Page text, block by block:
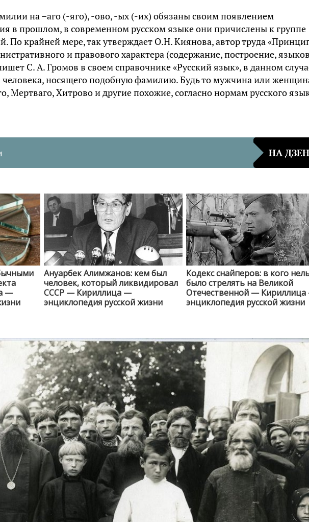
на –аго (-яго), -ово, -ых (-их) обязаны своим появлением
в прошлом, в современном русском языке они причислены к группе
По крайней мере, так утверждает О.Н. Киянова, автор труда
и правового характера (содержание, построение,
С. А. Громов в своем справочнике «Русский язык», в данном
человека, носящего подобную фамилию. Будь то мужчина или
Мертваго, Хитрово и другие похожие, согласно нормам русского
НА ДЗЕН
—
Ануарбек Алимжанов: кем был
человек, который ликвидировал
СССР — Кириллица —
энциклопедия русской жизни
Кодекс снайперов: в кого
было стрелять на Великой
Отечественной —
энциклопедия русской жизни